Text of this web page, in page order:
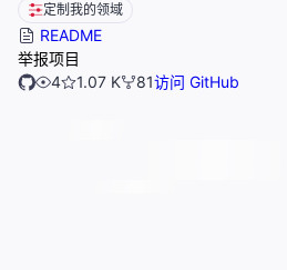
定制我的领域
README
举报项目
4
1.07 K 81访问 GitHub